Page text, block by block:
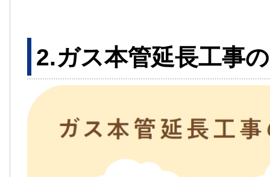
2.ガス本管延長工事